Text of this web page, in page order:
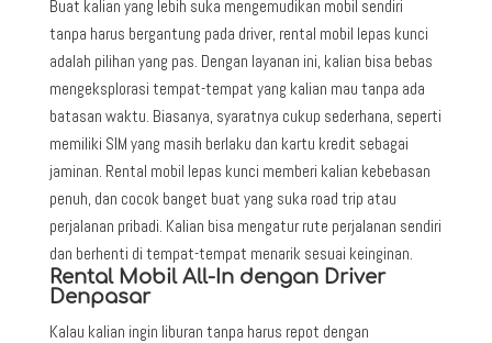
Buat kalian yang lebih suka mengemudikan mobil sendiri
tanpa harus bergantung pada driver, rental mobil lepas kunci
adalah pilihan yang pas. Dengan layanan ini, kalian bisa bebas
mengeksplorasi tempat-tempat yang kalian mau tanpa ada
batasan waktu. Biasanya, syaratnya cukup sederhana, seperti
memiliki SIM yang masih berlaku dan kartu kredit sebagai
jaminan. Rental mobil lepas kunci memberi kalian kebebasan
penuh, dan cocok banget buat yang suka road trip atau
perjalanan pribadi. Kalian bisa mengatur rute perjalanan sendiri
dan berhenti di tempat-tempat menarik sesuai keinginan.
Rental Mobil All-In dengan Driver
Denpasar
Kalau kalian ingin liburan tanpa harus repot dengan